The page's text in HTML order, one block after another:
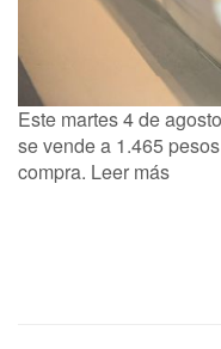
Este martes 4 de
se vende a 1.465
compra. Leer más